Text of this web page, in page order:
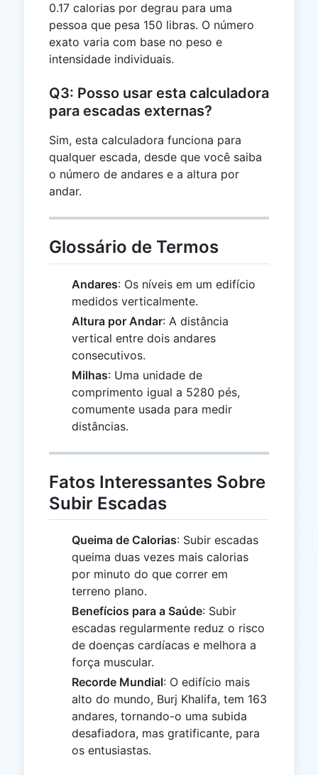
0.17 calorias por degrau para uma
pessoa que pesa 150 libras. O número
exato varia com base no peso e
intensidade individuais.
Q3: Posso usar esta calculadora
para escadas externas?
Sim, esta calculadora funciona para
qualquer escada, desde que você saiba
o número de andares e a altura por
andar.
Glossário de Termos
Andares: Os níveis em um edifício
medidos verticalmente.
Altura por Andar: A distância
vertical entre dois andares
consecutivos.
Milhas: Uma unidade de
comprimento igual a 5280 pés,
comumente usada para medir
distâncias.
Fatos Interessantes Sobre
Subir Escadas
Queima de Calorias: Subir escadas
queima duas vezes mais calorias
por minuto do que correr em
terreno plano.
Benefícios para a Saúde: Subir
escadas regularmente reduz o risco
de doenças cardíacas e melhora a
força muscular.
Recorde Mundial: O edifício mais
alto do mundo, Burj Khalifa, tem 163
andares, tornando-o uma subida
desafiadora, mas gratificante, para
os entusiastas.